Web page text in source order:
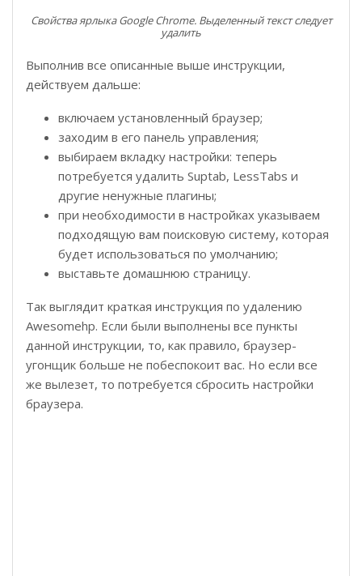
Свойства ярлыка Google Chrome. Выделенный текст следует
удалить
Выполнив все описанные выше инструкции,
действуем дальше:
включаем установленный браузер;
заходим в его панель управления;
выбираем вкладку настройки: теперь
потребуется удалить Suptab, LessTabs и
другие ненужные плагины;
при необходимости в настройках указываем
подходящую вам поисковую систему, которая
будет использоваться по умолчанию;
выставьте домашнюю страницу.
Так выглядит краткая инструкция по удалению
Awesomehp. Если были выполнены все пункты
данной инструкции, то, как правило, браузер-
угонщик больше не побеспокоит вас. Но если все
же вылезет, то потребуется сбросить настройки
браузера.